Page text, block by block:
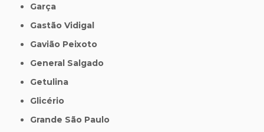
Garça
Gastão Vidigal
Gavião Peixoto
General Salgado
Getulina
Glicério
Grande São Paulo